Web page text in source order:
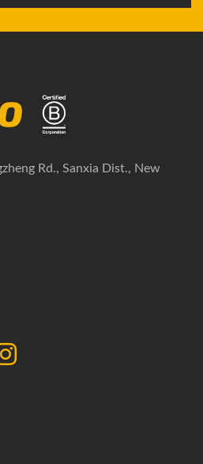
Rd., Sanxia Dist., New